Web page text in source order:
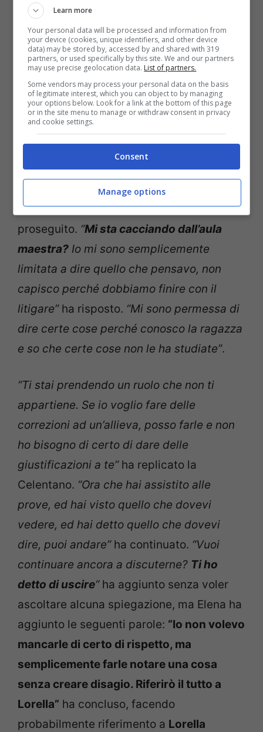
uscire? Non mi va di perdere”
“Volevo farle notare che Rosa non ha mai
eseguito questo tipo di movimento ed è
chiaro che i suoi muscoli non si sono
ancora abituati ad eseguirlo nel modo più
ha replicato Elena.
critiche non sono costruttive. Io le sto
dicendo soltanto che per Rosa questo è un
lavoro totalmente nuovo ed ha bisogno di
una maggiore concentrazione”ha
proseguito. “Mi sta cacciando dall’aula
maestra? Io mi sono semplicemente
limitata a dire quello che pensavo, non
capisco perché dobbiamo finire con il
litigare”ha risposto. “Mi sono permessa di
dire certe cose perché conosco la ragazza
e so che certe cose non le ha studiate”.
“Ti stai prendendo un ruolo che non ti
appartiene. Se io voglio fare delle
correzioni ad un’allieva, posso farle e non
ho bisogno di certo di dare delle
giustificazioni a te”ha replicato la
Celentano. “Ora che hai assistito alle
prove, ed hai visto quello che dovevi
vedere, ed hai detto quello che dovevi
dire, puoi andare”ha continuato. “Vuoi
continuare ancora a discuterne? Ti ho
detto di uscire“ha aggiunto senza voler
ascoltare alcuna spiegazione, ma Elena ha
aggiunto le seguenti parole: “Io non volevo
mancarle di certo di rispetto, ma
semplicemente farle notare una cosa
senza creare disagio. Riferirò il tutto a
Lorella” ha concluso, facendo
probabilmente riferimento a Lorella
Learn more
Your personal data will be processed and information from
your device (cookies, unique identifiers, and other device
data) may be stored by, accessed by and shared with 319
partners, or used specifically by this site. We and our partners
may use precise geolocation data. List of partners.
Some vendors may process your personal data on the basis
of legitimate interest, which you can object to by managing
your options below. Look for a link at the bottom of this page
or in the site menu to manage or withdraw consent in privacy
and cookie settings.
Consent
Manage options